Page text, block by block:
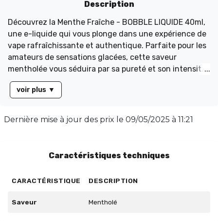
Description
Découvrez la Menthe Fraîche - BOBBLE LIQUIDE 40ml,
une e-liquide qui vous plonge dans une expérience de
vape rafraîchissante et authentique. Parfaite pour les
amateurs de sensations glacées, cette saveur
mentholée vous séduira par sa pureté et son intensité.
Profitez de cette offre exceptionnelle à seulement
12,90€, avec une remise de 4€ appliquée
l'occasion de savourer cette menthe fraîche qui
fraîcheur inégalée !
voir plus ▼
Dernière mise à jour des prix le 09/05/2025 à 11:21
Caractéristiques techniques
CARACTÉRISTIQUE DESCRIPTION
Saveur Mentholé